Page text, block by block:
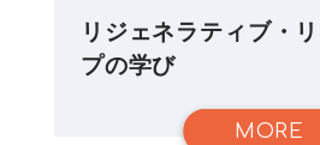
リジェネラティブ・
プの学び
MORE